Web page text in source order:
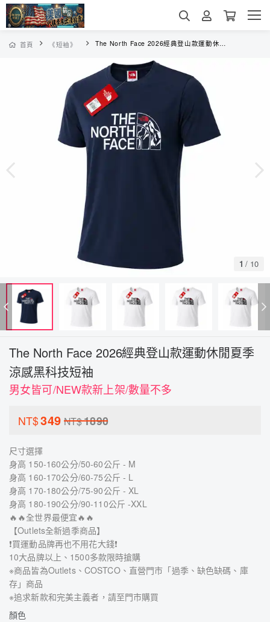
首頁 《短袖》 The North Face 2026經典登山款運動休閒夏季涼感黑科技短袖
1 / 10
The North Face 2026經典登山款運動休閒夏季
涼感黑科技短袖
男女皆可/NEW款新上架/數量不多
NT$349 NT$1890
尺寸選擇
身高 150-160公分/50-60公斤 - M
身高 160-170公分/60-75公斤 - L
身高 170-180公分/75-90公斤 - XL
身高 180-190公分/90-110公斤 -XXL
🔥🔥全世界最便宜🔥🔥
【Outlets全新過季商品】
❗買運動品牌再也不用花大錢❗
10大品牌以上、1500多款限時搶購
※商品皆為Outlets、COSTCO、直營門市「過季、缺色缺碼、庫
存」商品
※追求新款和完美主義者，請至門市購買
顏色